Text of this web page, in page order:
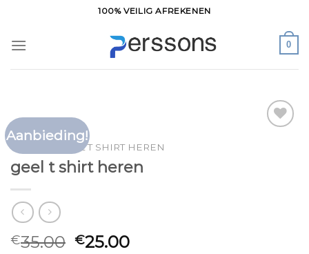
inhoud
100% VEILIG AFREKENEN
0
Aanbieding!
HOME GEEL T SHIRT HEREN
geel t shirt heren
€35.00 €25.00